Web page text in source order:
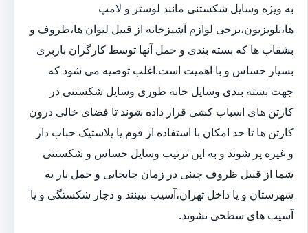
به ویژه وسایل شکستنی مانند لوستر و لامپ
ها،تلویزیون،برخی لوازم آشپزخانه از قبیل لیوان ها،ظروف و
بشقاب ها که بسته بندی و حمل آنها توسط کارگران باربری
بسیار حساس و با اهمیت است.اغلب توصیه می شود که
جهت بسته بندی وسایل خانه طوری وسایل شکستنی در
کارتن های اسباب کشی قرار داده شوند تا فضای خالی درون
کارتن ها تا حد امکان با استفاده از فوم یا پلاستیک حباب دار
و غیره پر شوند و به این ترتیب وسایل حساس و شکستنی
شما از قبیل ظروف چینی در زمان جابجایی و حمل بار به
شهرستان و یا داخل تهران،آسیب نبینند و دچار شکستگی و یا
آسیب های سطحی نشوند.